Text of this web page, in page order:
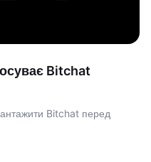
Bitchat
Bitchat перед